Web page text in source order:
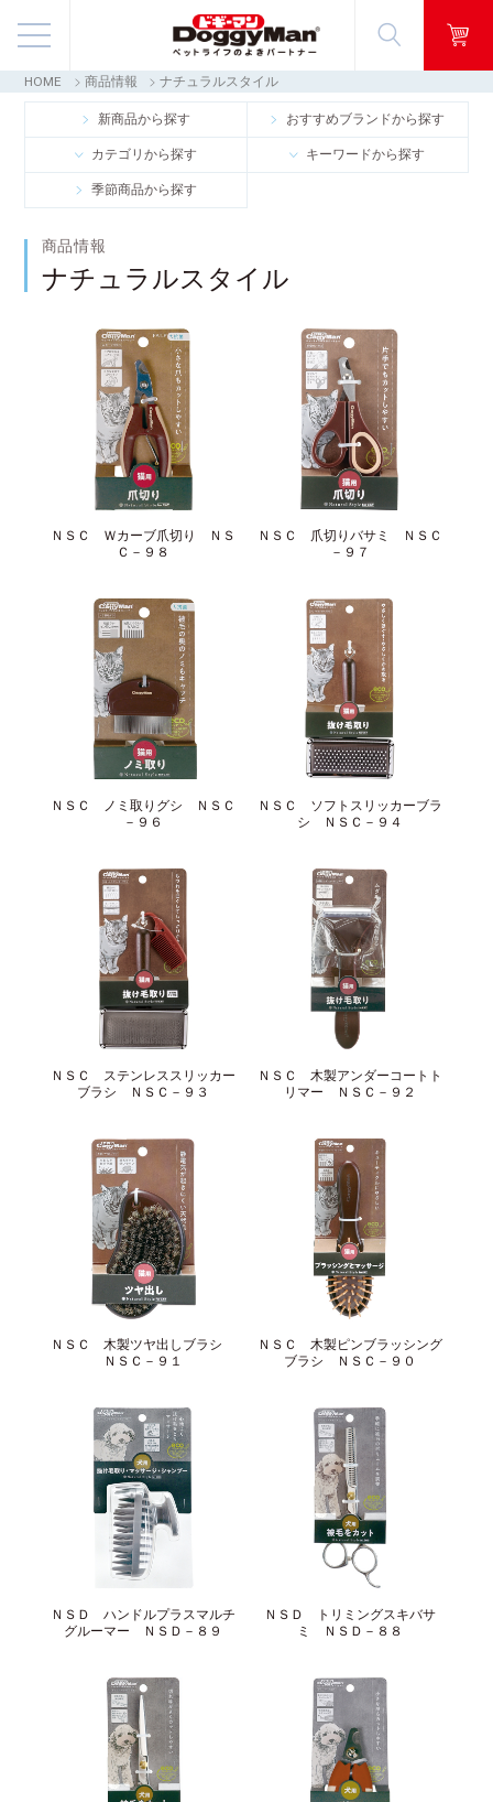
商品情報
映像ギャラリー
お客様窓口・Q＆A
HOME 商品情報 ナチュラルスタイル
新商品から探す おすすめブランドから探す
カテゴリから探す キーワードから探す
季節商品から探す
商品情報
ナチュラルスタイル
ＮＳＣ Ｗカーブ爪切り ＮＳ
Ｃ－９８
ＮＳＣ 爪切りバサミ ＮＳＣ
－９７
ＮＳＣ ノミ取りグシ ＮＳＣ
－９６
ＮＳＣ ソフトスリッカーブラ
シ ＮＳＣ－９４
ＮＳＣ ステンレススリッカー
ブラシ ＮＳＣ－９３
ＮＳＣ 木製アンダーコートト
リマー ＮＳＣ－９２
ＮＳＣ 木製ツヤ出しブラシ
ＮＳＣ－９１
ＮＳＣ 木製ピンブラッシング
ブラシ ＮＳＣ－９０
ＮＳＤ ハンドルプラスマルチ
グルーマー ＮＳＤ－８９
ＮＳＤ トリミングスキバサ
ミ ＮＳＤ－８８